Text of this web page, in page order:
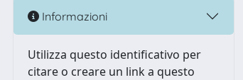
Informazioni
Utilizza questo identificativo per
citare o creare un link a questo